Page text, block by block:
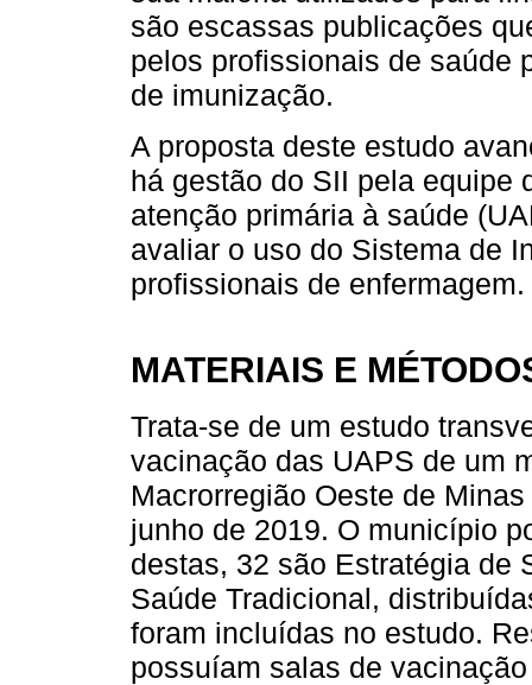
são escassas publicações
pelos profissionais de saúde
de imunização.
A proposta deste estudo
há gestão do SII pela equipe
atenção primária à saúde
avaliar o uso do Sistema de
profissionais de enfermagem.
MATERIAIS E
Trata-se de um estudo
vacinação das UAPS de um
Macrorregião Oeste de
junho de 2019. O município
destas, 32 são Estratégia de
Saúde Tradicional,
foram incluídas no estudo.
possuíam salas de